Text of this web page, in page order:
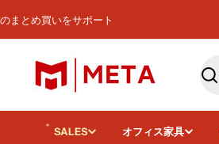
ン
テ
まとめ買いをサポート
検
SALES
オフィス家具